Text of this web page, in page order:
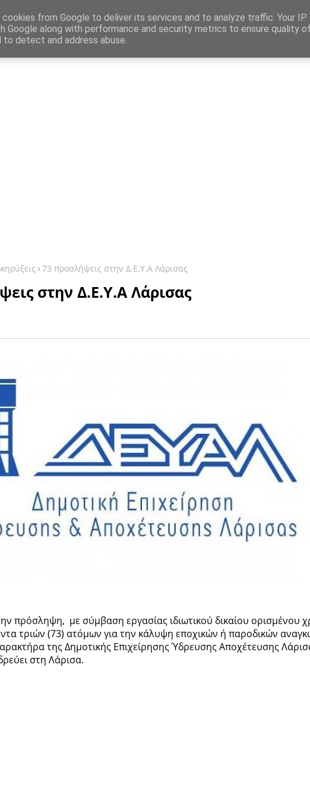
Επικοινωνία Site Map
Ενημέρωση Αγγελίες Εργασίας
73 προσλήψεις στην Δ.Ε.Υ.Α Λάρισας
στην Δ.Ε.Υ.Α Λάρισας
πρόσληψη, με σύμβαση εργασίας ιδιωτικού δικαίου ορισμένου
τριών (73) ατόμων για την κάλυψη εποχικών ή παροδικών
της Δημοτικής Επιχείρησης Ύδρευσης Αποχέτευσης
στη Λάρισα.
from Google to deliver its services and to analyze traffic. Your IP
Google along with performance and security metrics to ensure quality
detect and address abuse.